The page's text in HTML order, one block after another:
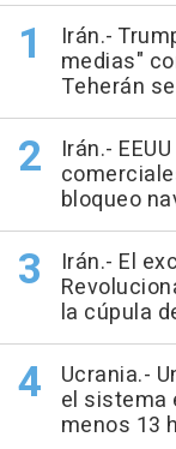
Irán.-
medias"
Teherán
Irán.-
bloqueo
Irán.- El
la cúpula
Ucrania.-
el sistema
menos 13